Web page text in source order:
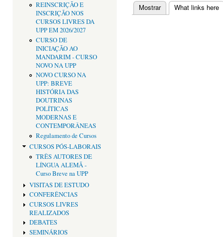
REINSCRIÇÃO E
INSCRIÇÃO NOS
CURSOS LIVRES DA
UPP EM 2026/2027
CURSO DE
INICIAÇÃO AO
MANDARIM - CURSO
NOVO NA UPP
NOVO CURSO NA
UPP: BREVE
HISTÓRIA DAS
DOUTRINAS
POLÍTICAS
MODERNAS E
CONTEMPORÂNEAS
Regulamento de Cursos
CURSOS PÓS-LABORAIS
TRÊS AUTORES DE
LÍNGUA ALEMÃ -
Curso Breve na UPP
VISITAS DE ESTUDO
CONFERÊNCIAS
CURSOS LIVRES
REALIZADOS
DEBATES
SEMINÁRIOS
Separadores
Mostrar What links here